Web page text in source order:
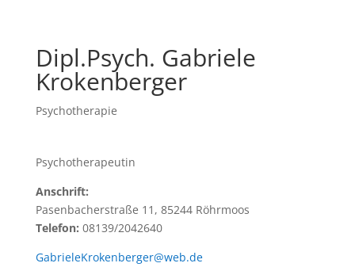
Dipl.Psych. Gabriele
Krokenberger
Psychotherapie
Psychotherapeutin
Anschrift:
Pasenbacherstraße 11, 85244 Röhrmoos
Telefon: 08139/2042640
GabrieleKrokenberger@web.de